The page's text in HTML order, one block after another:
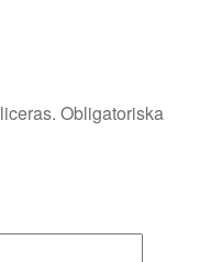
Obligatoriska